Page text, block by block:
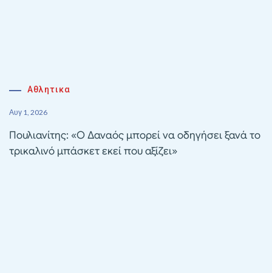
Αθλητικα
Αυγ 1, 2026
Πουλιανίτης: «Ο Δαναός μπορεί να οδηγήσει ξανά το
τρικαλινό μπάσκετ εκεί που αξίζει»